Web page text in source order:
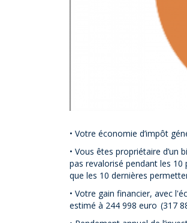
• Votre économie d’impôt
• Vous êtes propriétaire d’un
pas revalorisé pendant les 10
que les 10 dernières
• Votre gain financier, avec
estimé à 244 998 euro (317